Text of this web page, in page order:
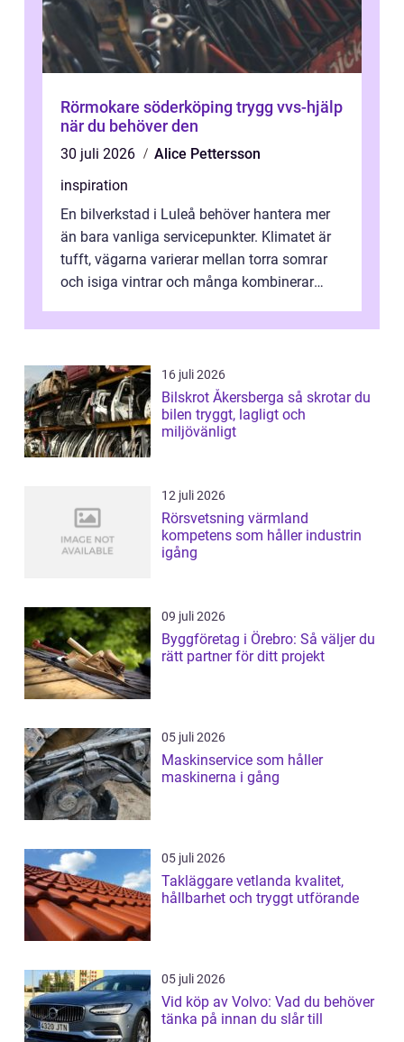
Rörmokare söderköping trygg vvs-hjälp
när du behöver den
30 juli 2026
Alice Pettersson
inspiration
En bilverkstad i Luleå behöver hantera mer
än bara vanliga servicepunkter. Klimatet är
tufft, vägarna varierar mellan torra somrar
och isiga vintrar och många kombinerar
16 juli 2026
Bilskrot Åkersberga så skrotar du
bilen tryggt, lagligt och
miljövänligt
12 juli 2026
Rörsvetsning värmland
kompetens som håller industrin
igång
09 juli 2026
Byggföretag i Örebro: Så väljer du
rätt partner för ditt projekt
05 juli 2026
Maskinservice som håller
maskinerna i gång
05 juli 2026
Takläggare vetlanda kvalitet,
hållbarhet och tryggt utförande
05 juli 2026
Vid köp av Volvo: Vad du behöver
tänka på innan du slår till